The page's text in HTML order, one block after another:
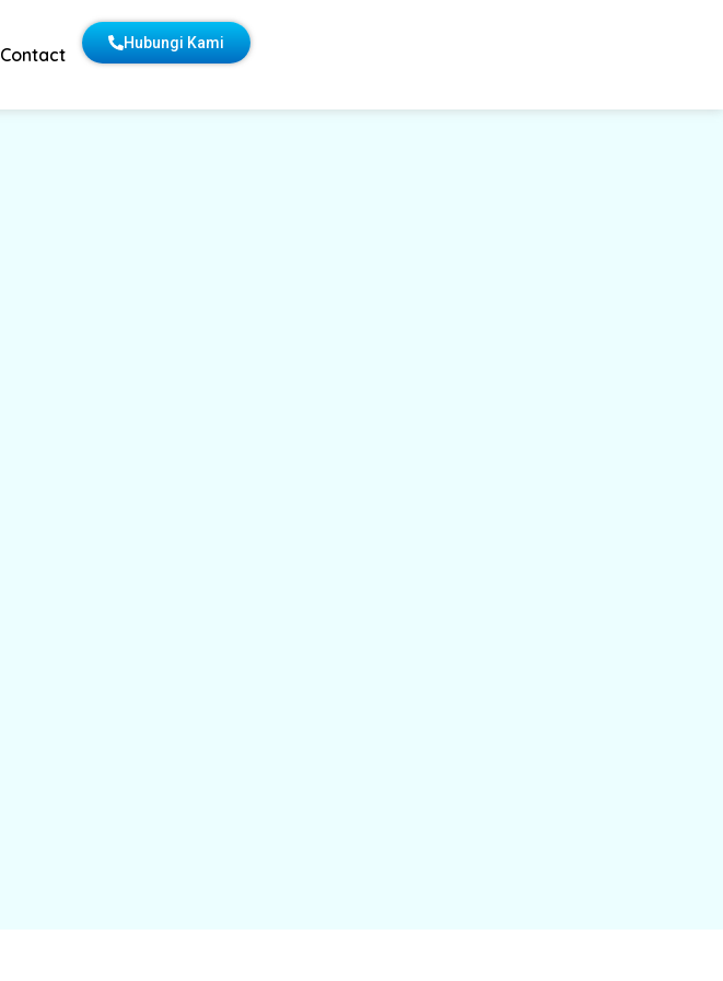
Contact
Hubungi Kami